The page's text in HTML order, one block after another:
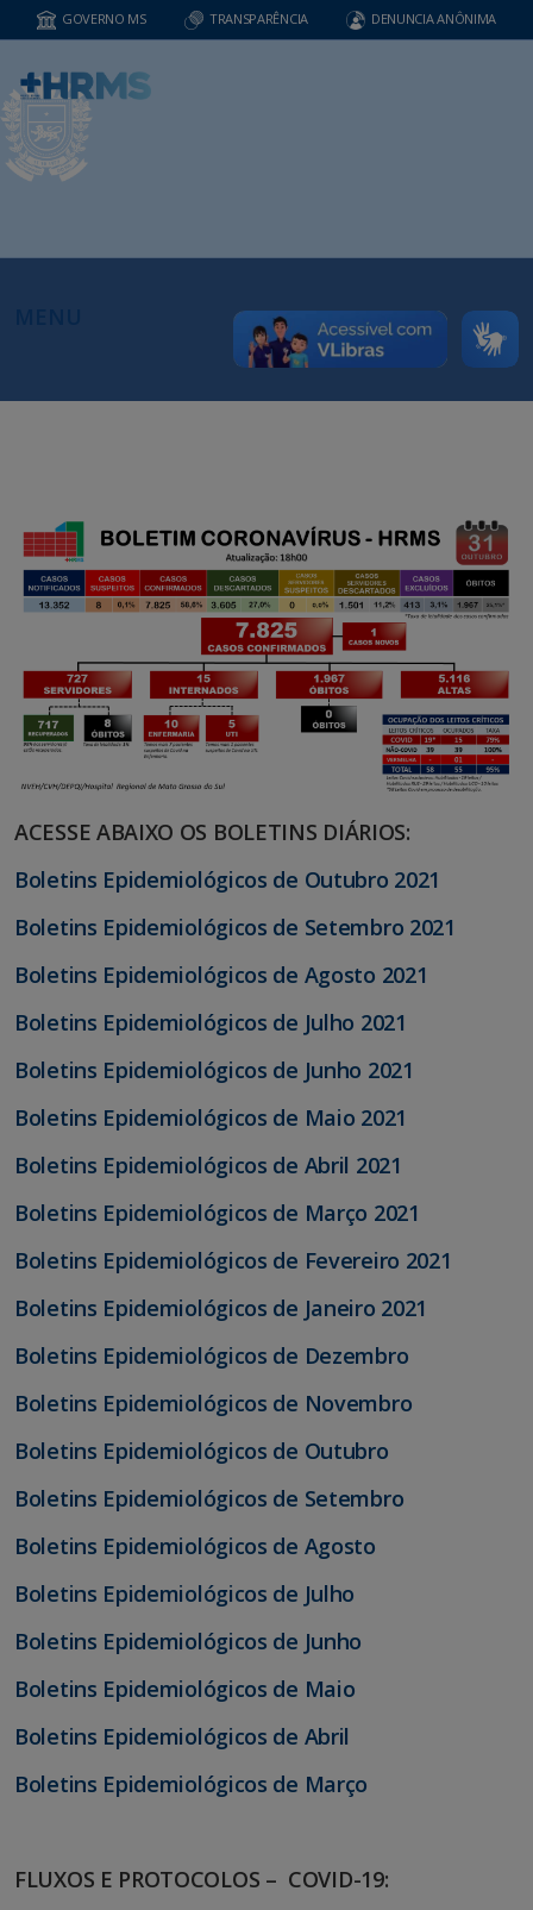
GOVERNO MS TRANSPARÊNCIA DENUNCIA ANÔNIMA
ACESSE ABAIXO OS BOLETINS DIÁRIOS:
Boletins Epidemiológicos de Outubro 2021
Boletins Epidemiológicos de Setembro 2021
Boletins Epidemiológicos de Agosto 2021
Boletins Epidemiológicos de Julho 2021
Boletins Epidemiológicos de Junho 2021
Boletins Epidemiológicos de Maio 2021
Boletins Epidemiológicos de Abril 2021
Boletins Epidemiológicos de Março 2021
Boletins Epidemiológicos de Fevereiro 2021
Boletins Epidemiológicos de Janeiro 2021
Boletins Epidemiológicos de Dezembro
Boletins Epidemiológicos de Novembro
Boletins Epidemiológicos de Outubro
Boletins Epidemiológicos de Setembro
Boletins Epidemiológicos de Agosto
Boletins Epidemiológicos de Julho
Boletins Epidemiológicos de Junho
Boletins Epidemiológicos de Maio
Boletins Epidemiológicos de Abril
Boletins Epidemiológicos de Março
FLUXOS E PROTOCOLOS – COVID-19: